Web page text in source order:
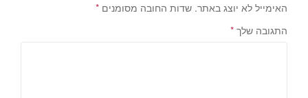
האימייל לא יוצג באתר. שדות החובה מסומנים *
התגובה שלך *